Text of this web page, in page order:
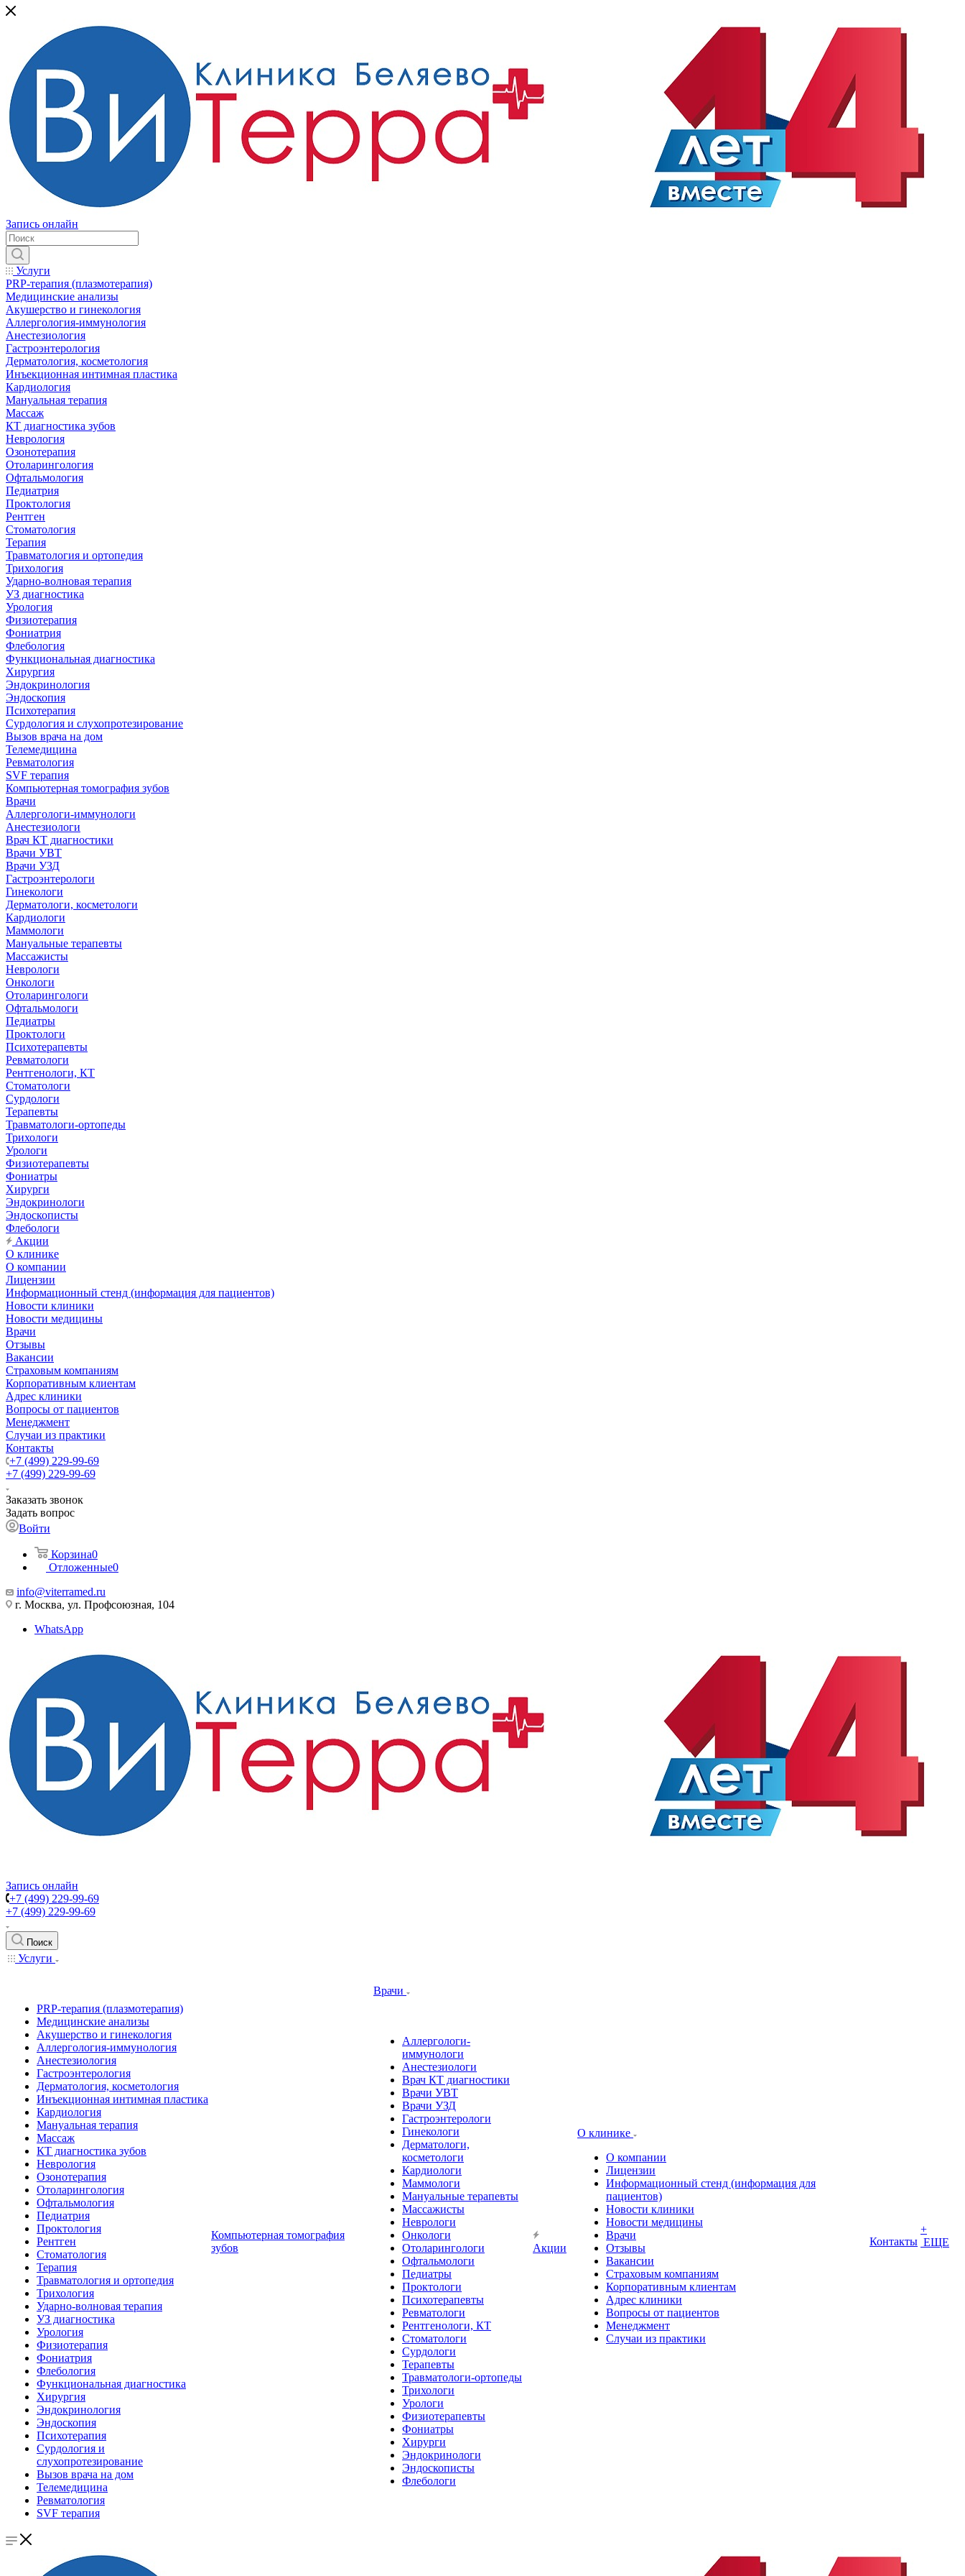
Запись онлайн
Услуги
PRP-терапия (плазмотерапия)
Медицинские анализы
Акушерство и гинекология
Аллергология-иммунология
Анестезиология
Гастроэнтерология
Дерматология, косметология
Инъекционная интимная пластика
Кардиология
Мануальная терапия
Массаж
КТ диагностика зубов
Неврология
Озонотерапия
Отоларингология
Офтальмология
Педиатрия
Проктология
Рентген
Стоматология
Терапия
Травматология и ортопедия
Трихология
Ударно-волновая терапия
УЗ диагностика
Урология
Физиотерапия
Фониатрия
Флебология
Функциональная диагностика
Хирургия
Эндокринология
Эндоскопия
Психотерапия
Сурдология и слухопротезирование
Вызов врача на дом
Телемедицина
Ревматология
SVF терапия
Компьютерная томография зубов
Врачи
Аллергологи-иммунологи
Анестезиологи
Врач КТ диагностики
Врачи УВТ
Врачи УЗД
Гастроэнтерологи
Гинекологи
Дерматологи, косметологи
Кардиологи
Маммологи
Мануальные терапевты
Массажисты
Неврологи
Онкологи
Отоларингологи
Офтальмологи
Педиатры
Проктологи
Психотерапевты
Ревматологи
Рентгенологи, КТ
Стоматологи
Сурдологи
Терапевты
Травматологи-ортопеды
Трихологи
Урологи
Физиотерапевты
Фониатры
Хирурги
Эндокринологи
Эндоскописты
Флебологи
Акции
О клинике
О компании
Лицензии
Информационный стенд (информация для пациентов)
Новости клиники
Новости медицины
Врачи
Отзывы
Вакансии
Страховым компаниям
Корпоративным клиентам
Адрес клиники
Вопросы от пациентов
Менеджмент
Случаи из практики
Контакты
+7 (499) 229-99-69
+7 (499) 229-99-69
Заказать звонок
Задать вопрос
Войти
Корзина0
Отложенные0
info@viterramed.ru
г. Москва, ул. Профсоюзная, 104
WhatsApp
Запись онлайн
+7 (499) 229-99-69
+7 (499) 229-99-69
Поиск
Услуги
PRP-терапия (плазмотерапия)
Медицинские анализы
Акушерство и гинекология
Аллергология-иммунология
Анестезиология
Гастроэнтерология
Дерматология, косметология
Инъекционная интимная пластика
Кардиология
Мануальная терапия
Массаж
КТ диагностика зубов
Неврология
Озонотерапия
Отоларингология
Офтальмология
Педиатрия
Проктология
Рентген
Стоматология
Терапия
Травматология и ортопедия
Трихология
Ударно-волновая терапия
УЗ диагностика
Урология
Физиотерапия
Фониатрия
Флебология
Функциональная диагностика
Хирургия
Эндокринология
Эндоскопия
Психотерапия
Сурдология и
слухопротезирование
Вызов врача на дом
Телемедицина
Ревматология
SVF терапия
Компьютерная томография
зубов
Врачи
Аллергологи-
иммунологи
Анестезиологи
Врач КТ диагностики
Врачи УВТ
Врачи УЗД
Гастроэнтерологи
Гинекологи
Дерматологи,
косметологи
Кардиологи
Маммологи
Мануальные терапевты
Массажисты
Неврологи
Онкологи
Отоларингологи
Офтальмологи
Педиатры
Проктологи
Психотерапевты
Ревматологи
Рентгенологи, КТ
Стоматологи
Сурдологи
Терапевты
Травматологи-ортопеды
Трихологи
Урологи
Физиотерапевты
Фониатры
Хирурги
Эндокринологи
Эндоскописты
Флебологи
Акции
О клинике
О компании
Лицензии
Информационный стенд (информация для
пациентов)
Новости клиники
Новости медицины
Врачи
Отзывы
Вакансии
Страховым компаниям
Корпоративным клиентам
Адрес клиники
Вопросы от пациентов
Менеджмент
Случаи из практики
Контакты
+
ЕЩЕ